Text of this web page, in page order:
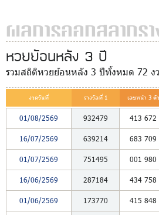
ผลการออกสลากร
หวยย้อนหลัง 3 ปี
รวมสถิติหวยย้อนหลัง 3 ปีทั้งหมด 72 ง
งวดวันที่ รางวัลที่ 1 เลขหน้า 3 ตัว
01/08/2569 932479 413 672
16/07/2569 639214 683 709
01/07/2569 751495 001 980
16/06/2569 287184 434 758
01/06/2569 173770 415 848